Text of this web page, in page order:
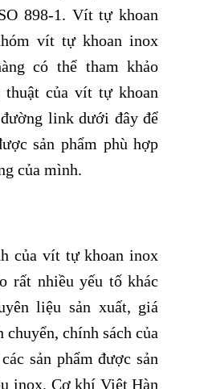
898-1. Vít tự khoan
vít tự khoan inox
có thể tham khảo
thuật của vít tự khoan
link dưới đây để
sản phẩm phù hợp
của mình.
của vít tự khoan inox
rất nhiều yếu tố khác
liệu sản xuất, giá
chuyển, chính sách của
sản phẩm được sản
inox. Cơ khí Việt Hàn